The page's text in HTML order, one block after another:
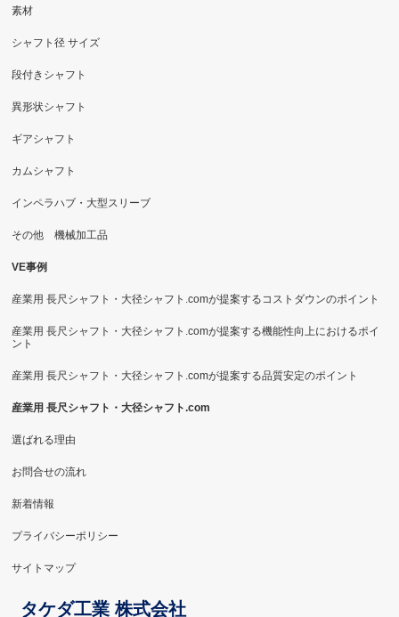
素材
シャフト径 サイズ
段付きシャフト
異形状シャフト
ギアシャフト
カムシャフト
インペラハブ・大型スリーブ
その他 機械加工品
VE事例
産業用 長尺シャフト・大径シャフト.comが提案するコストダウンのポイント
産業用 長尺シャフト・大径シャフト.comが提案する機能性向上におけるポイ
ント
産業用 長尺シャフト・大径シャフト.comが提案する品質安定のポイント
産業用 長尺シャフト・大径シャフト.com
選ばれる理由
お問合せの流れ
新着情報
プライバシーポリシー
サイトマップ
タケダ工業 株式会社